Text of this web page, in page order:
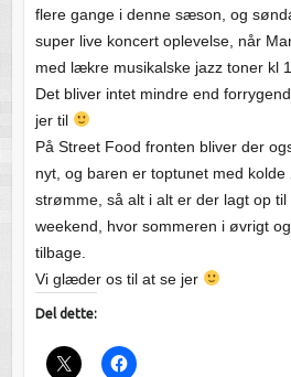
flere gange i denne sæson, og
super live koncert oplevelse, når
med lækre musikalske jazz toner kl
Det bliver intet mindre end
jer til
På Street Food fronten bliver der
nyt, og baren er toptunet med
strømme, så alt i alt er der lagt op
weekend, hvor sommeren i øvrigt
tilbage.
Vi glæder os til at se jer
Del dette: